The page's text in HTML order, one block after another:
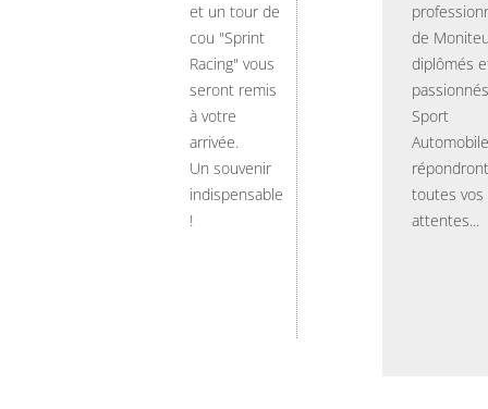
et un tour de
cou "Sprint
Racing" vous
seront remis
à votre
arrivée.
Un souvenir
indispensable
!
de
diplômés
Sport
Automobile
toutes vos
attentes...